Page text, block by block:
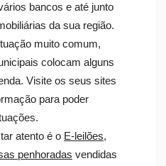
bancos e até junto
da sua região.
muito comum,
colocam alguns
Visite os seus sites
para poder
atento é o E-leilões,
penhoradas vendidas